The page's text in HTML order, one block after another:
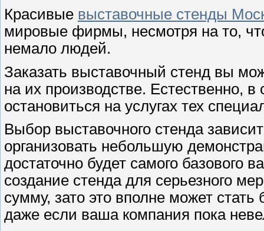
Красивые выставочные стенды
мировые фирмы, несмотря на то,
немало людей.
Заказать выставочный стенд вы
на их производстве. Естественно,
остановиться на услугах тех
Выбор выставочного стенда
организовать небольшую
достаточно будет самого базового
создание стенда для серьезного
сумму, зато это вполне может
даже если ваша компания пока